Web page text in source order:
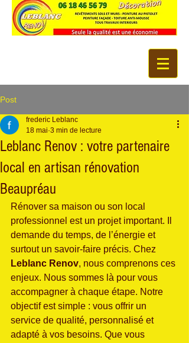
Post
Leblanc Renov : votre partenaire
local en artisan rénovation
Beaupréau
frederic Leblanc
18 mai 3 min de lecture
Rénover sa maison ou son local
professionnel est un projet important. Il
demande du temps, de l’énergie et
surtout un savoir-faire précis. Chez
Leblanc Renov, nous comprenons ces
enjeux. Nous sommes là pour vous
accompagner à chaque étape. Notre
objectif est simple : vous offrir un
service de qualité, personnalisé et
adapté à vos besoins. Que vous